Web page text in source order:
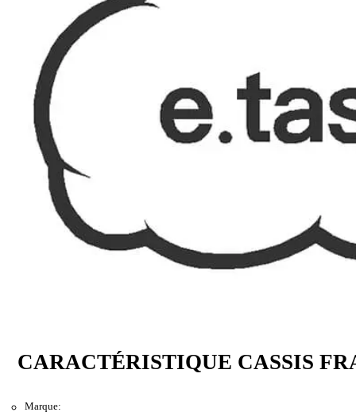
CARACTÉRISTIQUE CASSIS
Marque: